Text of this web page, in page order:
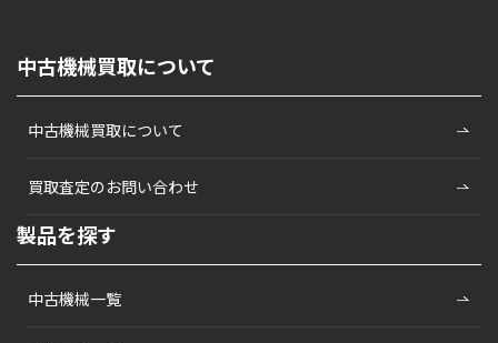
中古機械買取について
中古機械買取について
買取査定のお問い合わせ
製品を探す
中古機械一覧